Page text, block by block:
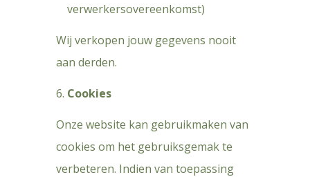
verwerkersovereenkomst)
Wij verkopen jouw gegevens nooit
aan derden.
Cookies
Onze website kan gebruikmaken van
cookies om het gebruiksgemak te
verbeteren. Indien van toepassing